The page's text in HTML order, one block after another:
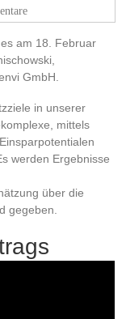
am 18. Februar
GmbH.
in unserer
mittels
werden Ergebnisse
über die
gegeben.